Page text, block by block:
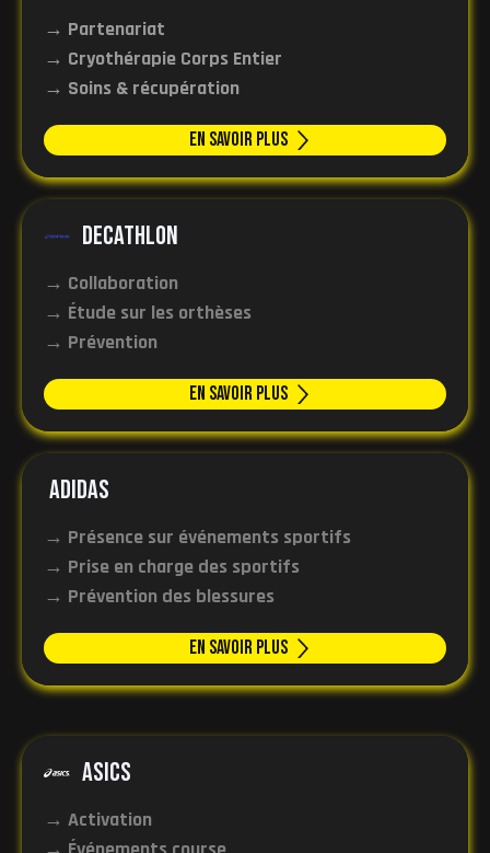
→ Partenariat
→ Cryothérapie Corps Entier
→ Soins & récupération
En Savoir plus
Decathlon
→ Collaboration
→ Étude sur les orthèses
→ Prévention
En Savoir plus
Adidas
→ Présence sur événements sportifs
→ Prise en charge des sportifs
→ Prévention des blessures
En Savoir plus
ASICS
→ Activation